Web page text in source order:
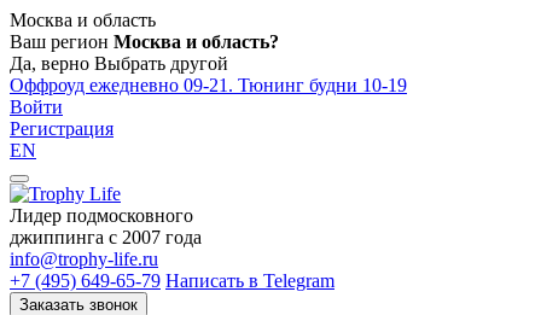
Москва и область
Ваш регион Москва и область?
Да, верно Выбрать другой
Оффроуд ежедневно 09-21. Тюнинг будни 10-19
Войти
Регистрация
EN
Лидер подмосковного
джиппинга c 2007 года
info@trophy-life.ru
+7 (495) 649-65-79 Написать в Telegram
Заказать звонок